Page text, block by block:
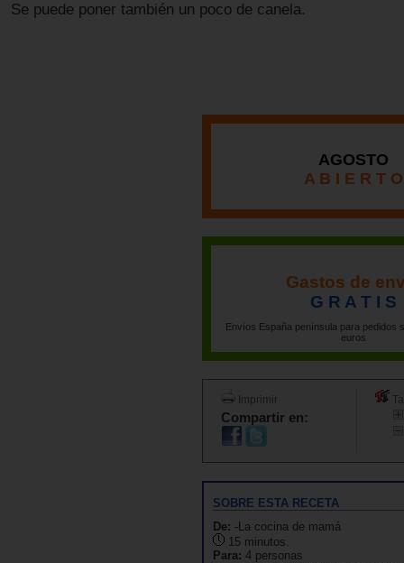
Se puede poner también un poco de canela.
AGOSTO
A B I E R T O
Gastos de
G R A T I S
Envíos España península para pedidos
euros
Imprimir
Compartir en:
SOBRE ESTA RECETA
De: -La cocina de mamá
15 minutos.
Para: 4 personas